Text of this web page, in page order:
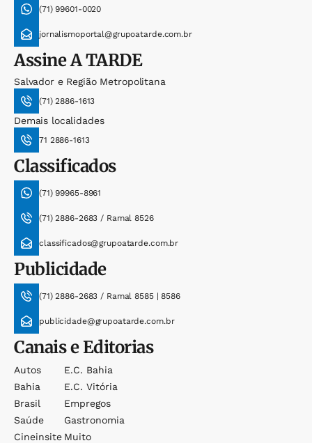
(71) 99601-0020
jornalismoportal@grupoatarde.com.br
AssineA TARDE
Salvador e Região Metropolitana
(71) 2886-1613
Demais localidades
71 2886-1613
Classificados
(71) 99965-8961
(71) 2886-2683 / Ramal 8526
classificados@grupoatarde.com.br
Publicidade
(71) 2886-2683 / Ramal 8585 | 8586
publicidade@grupoatarde.com.br
Canais e Editorias
Autos
Bahia
Brasil
Saúde
Cineinsite
E.c. Bahia
E.c. Vitória
Empregos
Gastronomia
Muito